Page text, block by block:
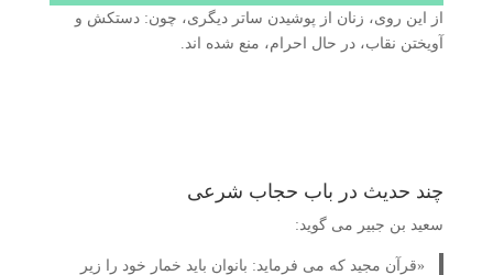
از این روی، زنان از پوشیدن ساتر دیگری، چون: دستکش و
آویختن نقاب، در حال احرام، منع شده اند.
چند حدیث در باب حجاب شرعی
سعید بن جبیر می گوید:
«قرآن مجید که می فرماید: بانوان باید خمار خود را زیر